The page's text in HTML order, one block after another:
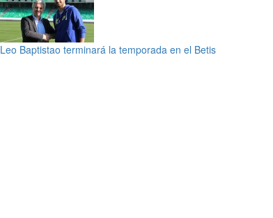
Leo Baptistao terminará la temporada en el Betis